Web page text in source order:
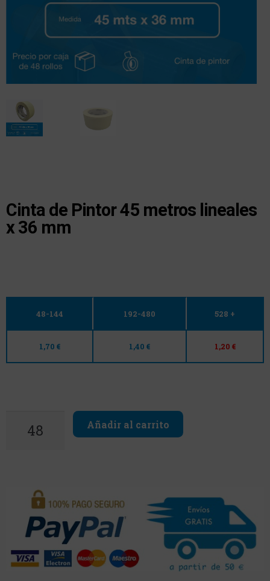
Cinta de Pintor 45 metros lineales
x 36 mm
48-144 192-480 528 +
1,70 € 1,40 € 1,20 €
Añadir al carrito